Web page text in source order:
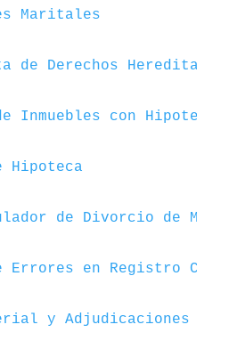
Maritales
de Derechos Hereditarios
Inmuebles con Hipoteca
Hipoteca
de Divorcio de
Errores en Registro Civil
y Adjudicaciones